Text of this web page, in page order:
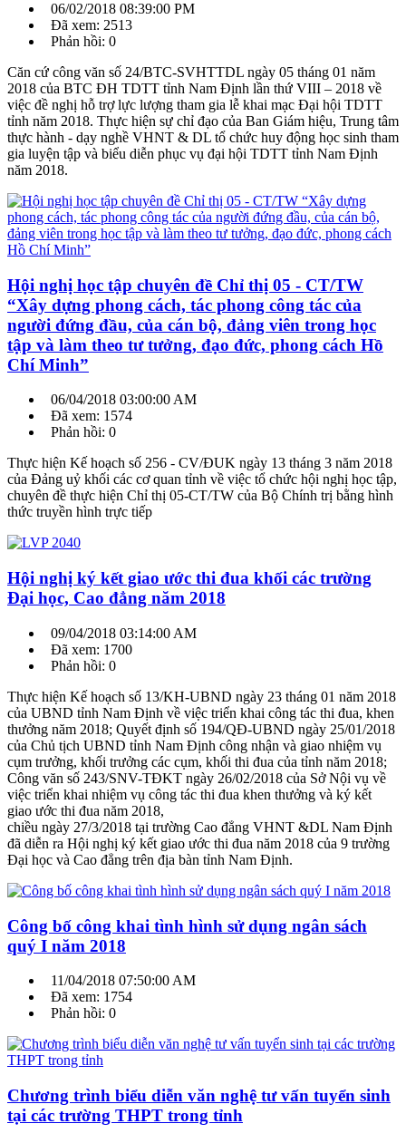
06/02/2018 08:39:00 PM
Đã xem: 2513
Phản hồi: 0
Căn cứ công văn số 24/BTC-SVHTTDL ngày 05 tháng 01 năm
2018 của BTC ĐH TDTT tỉnh Nam Định lần thứ VIII – 2018 về
việc đề nghị hỗ trợ lực lượng tham gia lễ khai mạc Đại hội TDTT
tỉnh năm 2018. Thực hiện sự chỉ đạo của Ban Giám hiệu, Trung tâm
thực hành - dạy nghề VHNT & DL tổ chức huy động học sinh tham
gia luyện tập và biểu diễn phục vụ đại hội TDTT tỉnh Nam Định
năm 2018.
Hội nghị học tập chuyên đề Chỉ thị 05 - CT/TW
“Xây dựng phong cách, tác phong công tác của
người đứng đầu, của cán bộ, đảng viên trong học
tập và làm theo tư tưởng, đạo đức, phong cách Hồ
Chí Minh”
06/04/2018 03:00:00 AM
Đã xem: 1574
Phản hồi: 0
Thực hiện Kế hoạch số 256 - CV/ĐUK ngày 13 tháng 3 năm 2018
của Đảng uỷ khối các cơ quan tỉnh về việc tổ chức hội nghị học tập,
chuyên đề thực hiện Chỉ thị 05-CT/TW của Bộ Chính trị bằng hình
thức truyền hình trực tiếp
Hội nghị ký kết giao ước thi đua khối các trường
Đại học, Cao đẳng năm 2018
09/04/2018 03:14:00 AM
Đã xem: 1700
Phản hồi: 0
Thực hiện Kế hoạch số 13/KH-UBND ngày 23 tháng 01 năm 2018
của UBND tỉnh Nam Định về việc triển khai công tác thi đua, khen
thưởng năm 2018; Quyết định số 194/QĐ-UBND ngày 25/01/2018
của Chủ tịch UBND tỉnh Nam Định công nhận và giao nhiệm vụ
cụm trưởng, khối trưởng các cụm, khối thi đua của tỉnh năm 2018;
Công văn số 243/SNV-TĐKT ngày 26/02/2018 của Sở Nội vụ về
việc triển khai nhiệm vụ công tác thi đua khen thưởng và ký kết
giao ước thi đua năm 2018,
chiều ngày 27/3/2018 tại trường Cao đẳng VHNT &DL Nam Định
đã diễn ra Hội nghị ký kết giao ước thi đua năm 2018 của 9 trường
Đại học và Cao đẳng trên địa bàn tỉnh Nam Định.
Công bố công khai tình hình sử dụng ngân sách
quý I năm 2018
11/04/2018 07:50:00 AM
Đã xem: 1754
Phản hồi: 0
Chương trình biểu diễn văn nghệ tư vấn tuyển sinh
tại các trường THPT trong tỉnh